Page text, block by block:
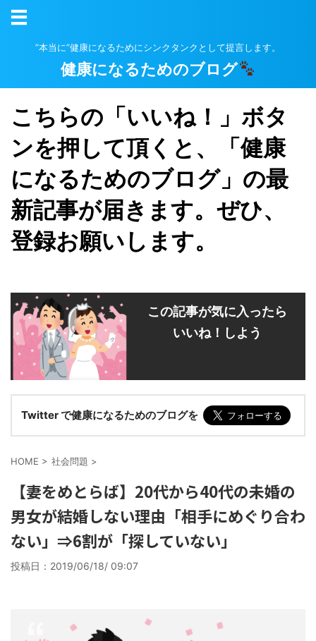
”本当に”健康になるためにシンクタンクとして提言します。
健康になるためのブログ
こちらの「いいね！」ボタ
ンを押して頂くと、「健康
になるためのブログ」の最
新記事が届きます。ぜひ、
登録お願いします。
この記事が気に入ったら
いいね！しよう
Twitter で健康になるためのブログを
HOME > 社会問題 >
【妻をめとらば】20代から40代の未婚の
男女が結婚しない理由「相手にめぐり合わ
ない」⇒6割が「探していない」
投稿日： 2019/06/18/ 09:07